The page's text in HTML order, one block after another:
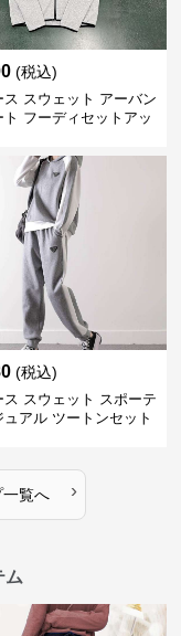
(税込)
ス スウェット アーバン
ト フーディセットアッ
(税込)
ス スウェット スポーテ
ュアル ツートンセット
一覧へ ›
ム